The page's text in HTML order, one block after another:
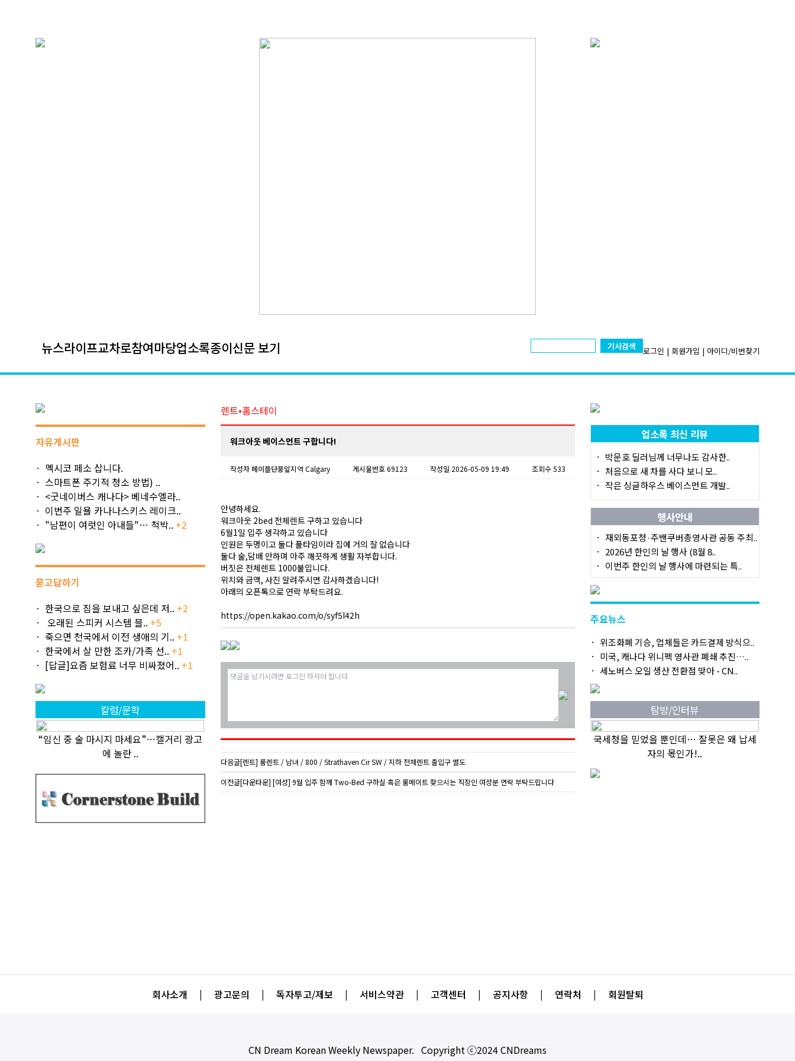
뉴스라이프교차로참여마당업소록종이신문 보기 기사검색 로그인 | 회원가입 | 아이디/비번찾기
자유게시판
멕시코 페소 삽니다.
스마트폰 주기적 청소 방법) ..
<굿네이버스 캐나다> 베네수엘라..
이번주 일욜 카나나스키스 레이크..
"남편이 여럿인 아내들"… 척박.. +2
묻고답하기
한국으로 짐을 보내고 싶은데 저.. +2
오래된 스피커 시스템 블.. +5
죽으면 천국에서 이전 생애의 기.. +1
한국에서 살 만한 조카/가족 선.. +1
[답글]요즘 보험료 너무 비싸졌어.. +1
칼럼/문학
“임신 중 술 마시지 마세요”…캘거리 광고
에 놀란 ..
렌트•홈스테이
워크아웃 베이스먼트 구합니다!
작성자 메이플단풍잎지역 Calgary 게시물번호 69123 작성일 2026-05-09 19:49 조회수 533
안녕하세요.
워크아웃 2bed 전체렌트 구하고 있습니다
6월1일 입주 생각하고 있습니다
인원은 두명이고 둘다 풀타임이라 집에 거의 잘 없습니다
둘다 술,담배 안하며 아주 깨끗하게 생활 자부합니다.
버짓은 전체렌트 1000불입니다.
위치와 금액, 사진 알려주시면 감사하겠습니다!
아래의 오픈톡으로 연락 부탁드려요.
https://open.kakao.com/o/syf5I42h
다음글[렌트] 룸렌트 / 남녀 / 800 / Strathaven Cir SW / 지하 전체렌트 출입구 별도
이전글[다운타운] [여성] 9월 입주 함께 Two-Bed 구하실 혹은 룸메이트 찾으시는 직장인 여성분 연락 부탁드립니다
업소록 최신 리뷰
박문호 딜러님께 너무나도 감사한..
처음으로 새 차를 사다 보니 모..
작은 싱글하우스 베이스먼트 개발..
행사안내
재외동포청·주밴쿠버총영사관 공동 주최..
2026년 한인의 날 행사 (8월 8..
이번주 한인의 날 행사에 마련되는 특..
주요뉴스
위조화폐 기승, 업체들은 카드결제 방식으..
미국, 캐나다 위니펙 영사관 폐쇄 추진…..
세노버스 오일 생산 전환점 맞아 - CN..
탐방/인터뷰
국세청을 믿었을 뿐인데… 잘못은 왜 납세
자의 몫인가!..
회사소개 | 광고문의 | 독자투고/제보 | 서비스약관 | 고객센터 | 공지사항 | 연락처 | 회원탈퇴
CN Dream Korean Weekly Newspaper. Copyright ⓒ2024 CNDreams